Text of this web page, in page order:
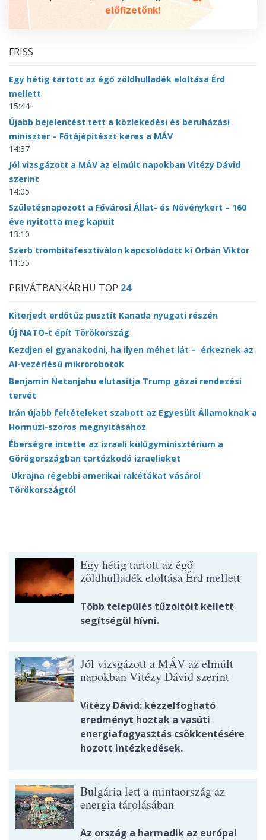
előfizetőnk!
FRISS
Egy hétig tartott az égő zöldhulladék eloltása Érd
mellett
15:44
Újabb bejelentést tett a közlekedési és beruházási
miniszter – Főtájépítészt keres a MÁV
14:37
Jól vizsgázott a MÁV az elmúlt napokban Vitézy Dávid
szerint
14:05
Születésnapozott a Fővárosi Állat- és Növénykert – 160
éve nyitotta meg kapuit
13:10
Szerb trombitafesztiválon kapcsolódott ki Orbán Viktor
11:55
PRIVÁTBANKÁR.HU TOP 24
Kiterjedt erdőtűz pusztít Kanada nyugati részén
Új NATO-t épít Törökország
Kezdjen el gyanakodni, ha ilyen méhet lát – érkeznek az
AI-vezérlésű mikrorobotok
Benjamin Netanjahu elutasítja Trump gázai rendezési
tervét
Irán újabb feltételeket szabott az Egyesült Államoknak a
Hormuzi-szoros megnyitásához
Éberségre intette az izraeli külügyminisztérium a
Görögországban tartózkodó izraelieket
Ukrajna régebbi amerikai rakétákat vásárol
Törökországtól
Egy hétig tartott az égő
zöldhulladék eloltása Érd mellett
Több település tűzoltóit kellett
segítségül hívni.
Jól vizsgázott a MÁV az elmúlt
napokban Vitézy Dávid szerint
Vitézy Dávid: kézzelfogható
eredményt hoztak a vasúti
energiafogyasztás csökkentésére
hozott intézkedések.
Bulgária lett a mintaország az
energia tárolásában
Az ország a harmadik az európai